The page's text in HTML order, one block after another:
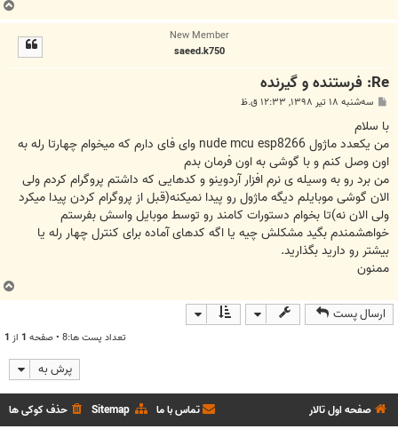
New Member
saeed.k750
Re: فرستنده و گیرنده
ت
سه‌شنبه ۱۸ تیر ۱۳۹۸, ۱۲:۳۳ ق.ظ
با سلام
من یکعدد ماژول nude mcu esp8266 وای فای دارم که میخوام چهارتا رله به
اون وصل کنم و با گوشی به اون فرمان بدم
من برد رو به وسیله ی نرم افزار آردوینو و کدهایی که داشتم پروگرام کردم ولی
الان گوشی موبایلم دیگه ماژول رو پیدا نمیکنه(قبل از پروگرام کردن پیدا میکرد
ولی الان نه)تا بخوام دستورات کامند رو توسط موبایل واسش بفرستم
خواهشمندم بگید مشکلش چیه یا اگه کدهای آماده برای کنترل چهار رله یا
بیشتر رو دارید بگذارید.
ممنون
ارسال پست
تعداد پست ها:8 • صفحه 1 از 1
پرش به
صفحه اول تالار حذف کوکی ها Sitemap تماس با ما